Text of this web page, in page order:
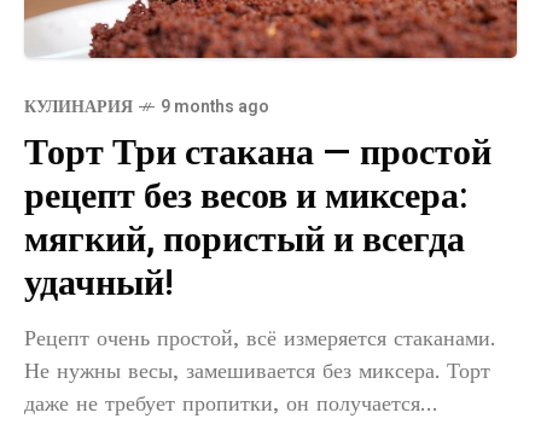
КУЛИНАРИЯ 9 months ago
Торт Три стакана — простой
рецепт без весов и миксера:
мягкий, пористый и всегда
удачный!
Рецепт очень простой, всё измеряется стаканами.
Не нужны весы, замешивается без миксера. Торт
даже не требует пропитки, он получается